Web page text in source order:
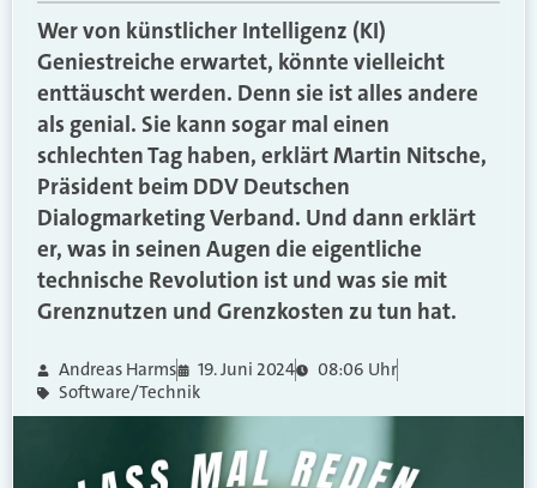
Wer von künstlicher Intelligenz (KI)
Geniestreiche erwartet, könnte vielleicht
enttäuscht werden. Denn sie ist alles andere
als genial. Sie kann sogar mal einen
schlechten Tag haben, erklärt Martin Nitsche,
Präsident beim DDV Deutschen
Dialogmarketing Verband. Und dann erklärt
er, was in seinen Augen die eigentliche
technische Revolution ist und was sie mit
Grenznutzen und Grenzkosten zu tun hat.
Andreas Harms 19. Juni 2024
08:06 Uhr
Software/Technik